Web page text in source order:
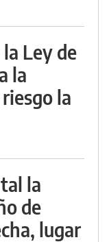
Ley de
la
la
la
de
lugar